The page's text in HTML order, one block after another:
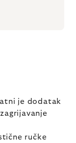
je dodatak
ručke